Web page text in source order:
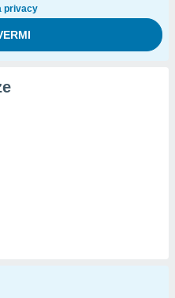
privacy